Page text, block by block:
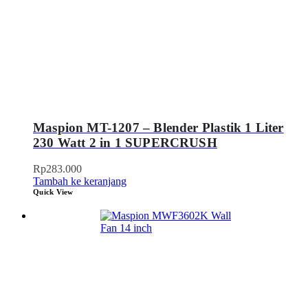
Maspion MT-1207 – Blender Plastik 1 Liter
230 Watt 2 in 1 SUPERCRUSH
Rp283.000
Tambah ke keranjang
Quick View